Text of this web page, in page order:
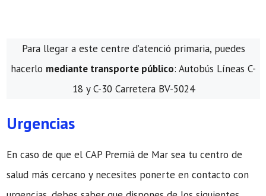
Para llegar a este centre d’atenció primaria, puedes
hacerlo mediante transporte público: Autobús Líneas C-
18 y C-30 Carretera BV-5024
Urgencias
En caso de que el CAP Premià de Mar sea tu centro de
salud más cercano y necesites ponerte en contacto con